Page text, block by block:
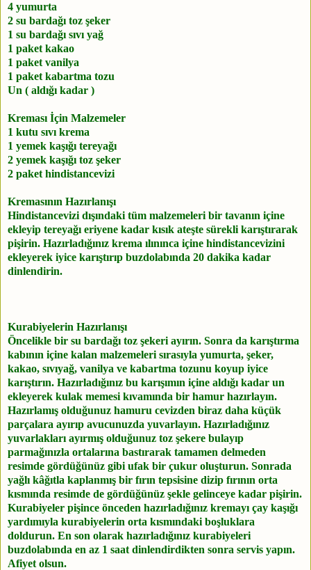
4 yumurta
2 su bardağı toz şeker
1 su bardağı sıvı yağ
1 paket kakao
1 paket vanilya
1 paket kabartma tozu
Un ( aldığı kadar )
Kreması İçin Malzemeler
1 kutu sıvı krema
1 yemek kaşığı tereyağı
2 yemek kaşığı toz şeker
2 paket hindistancevizi
Kremasının Hazırlanışı
Hindistancevizi dışındaki tüm malzemeleri bir tavanın içine
ekleyip tereyağı eriyene kadar kısık ateşte sürekli karıştırarak
pişirin. Hazırladığınız krema ılınınca içine hindistancevizini
ekleyerek iyice karıştırıp buzdolabında 20 dakika kadar
dinlendirin.
Kurabiyelerin Hazırlanışı
Öncelikle bir su bardağı toz şekeri ayırın. Sonra da karıştırma
kabının içine kalan malzemeleri sırasıyla yumurta, şeker,
kakao, sıvıyağ, vanilya ve kabartma tozunu koyup iyice
karıştırın. Hazırladığınız bu karışımın içine aldığı kadar un
ekleyerek kulak memesi kıvamında bir hamur hazırlayın.
Hazırlamış olduğunuz hamuru cevizden biraz daha küçük
parçalara ayırıp avucunuzda yuvarlayın. Hazırladığınız
yuvarlakları ayırmış olduğunuz toz şekere bulayıp
parmağınızla ortalarına bastırarak tamamen delmeden
resimde gördüğünüz gibi ufak bir çukur oluşturun. Sonrada
yağlı kâğıtla kaplanmış bir fırın tepsisine dizip fırının orta
kısmında resimde de gördüğünüz şekle gelinceye kadar pişirin.
Kurabiyeler pişince önceden hazırladığınız kremayı çay kaşığı
yardımıyla kurabiyelerin orta kısmındaki boşluklara
doldurun. En son olarak hazırladığınız kurabiyeleri
buzdolabında en az 1 saat dinlendirdikten sonra servis yapın.
Afiyet olsun.